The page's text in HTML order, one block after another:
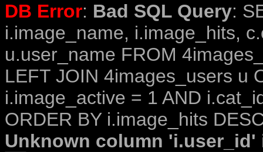
DB Error: Bad SQL Query:
i.image_name, i.image_hits,
u.user_name FROM
LEFT JOIN 4images_users u
i.image_active = 1 AND
ORDER BY i.image_hits
Unknown column